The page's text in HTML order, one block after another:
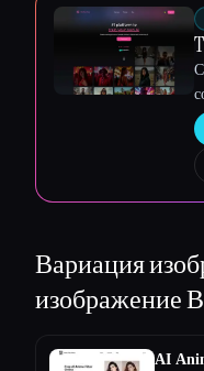
Вариация
изображение
AI